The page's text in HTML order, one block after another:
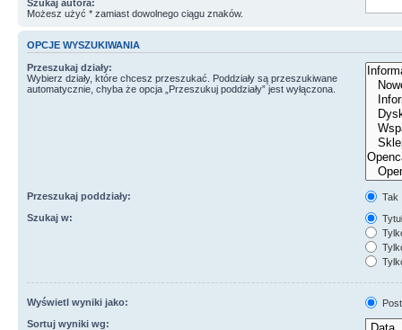
Szukaj autora:
Możesz użyć * zamiast dowolnego ciągu znaków.
OPCJE WYSZUKIWANIA
Przeszukaj działy:
Wybierz działy, które chcesz przeszukać. Poddziały są przeszukiwane
automatycznie, chyba że opcja „Przeszukuj poddziały” jest wyłączona.
Przeszukaj poddziały:
Tak
Szukaj w:
Wyświetl wyniki jako:
Sortuj wyniki wg: